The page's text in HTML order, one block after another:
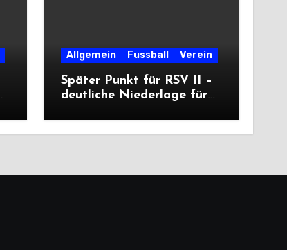
Allgemein Fussball Verein
Später Punkt für RSV II –
deutliche Niederlage für